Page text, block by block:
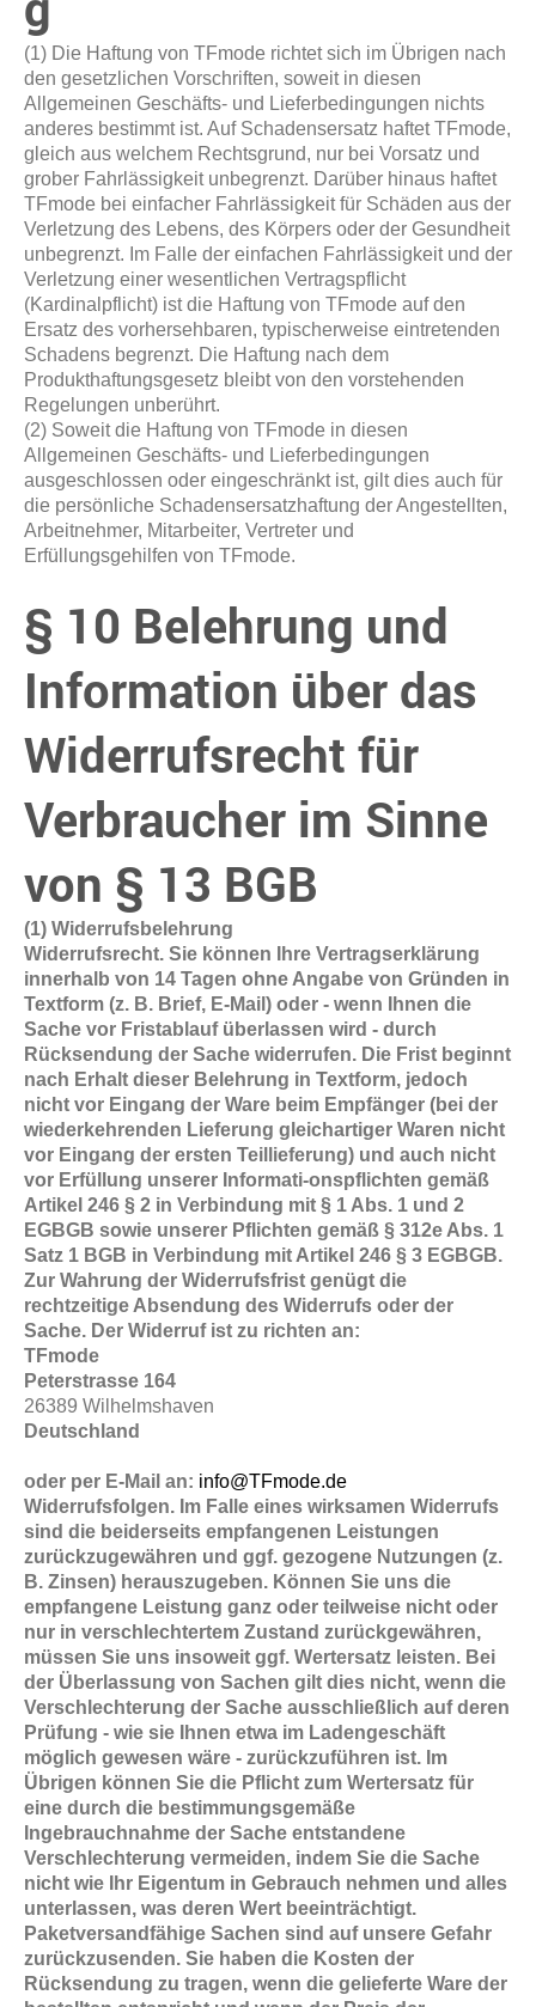
(1) Die Haftung von TFmode richtet sich im Übrigen nach
den gesetzlichen Vorschriften, soweit in diesen
Allgemeinen Geschäfts- und Lieferbedingungen nichts
anderes bestimmt ist. Auf Schadensersatz haftet TFmode,
gleich aus welchem Rechtsgrund, nur bei Vorsatz und
grober Fahrlässigkeit unbegrenzt. Darüber hinaus haftet
TFmode bei einfacher Fahrlässigkeit für Schäden aus der
Verletzung des Lebens, des Körpers oder der Gesundheit
unbegrenzt. Im Falle der einfachen Fahrlässigkeit und der
Verletzung einer wesentlichen Vertragspflicht
(Kardinalpflicht) ist die Haftung von TFmode auf den
Ersatz des vorhersehbaren, typischerweise eintretenden
Schadens begrenzt. Die Haftung nach dem
Produkthaftungsgesetz bleibt von den vorstehenden
Regelungen unberührt.
(2) Soweit die Haftung von TFmode in diesen
Allgemeinen Geschäfts- und Lieferbedingungen
ausgeschlossen oder eingeschränkt ist, gilt dies auch für
die persönliche Schadensersatzhaftung der Angestellten,
Arbeitnehmer, Mitarbeiter, Vertreter und
Erfüllungsgehilfen von TFmode.
§ 10 Belehrung und
Information über das
Widerrufsrecht für
Verbraucher im Sinne
von § 13 BGB
(1) Widerrufsbelehrung
Widerrufsrecht. Sie können Ihre Vertragserklärung
innerhalb von 14 Tagen ohne Angabe von Gründen in
Textform (z. B. Brief, E-Mail) oder - wenn Ihnen die
Sache vor Fristablauf überlassen wird - durch
Rücksendung der Sache widerrufen. Die Frist beginnt
nach Erhalt dieser Belehrung in Textform, jedoch
nicht vor Eingang der Ware beim Empfänger (bei der
wiederkehrenden Lieferung gleichartiger Waren nicht
vor Eingang der ersten Teillieferung) und auch nicht
vor Erfüllung unserer Informati-onspflichten gemäß
Artikel 246 § 2 in Verbindung mit § 1 Abs. 1 und 2
EGBGB sowie unserer Pflichten gemäß § 312e Abs. 1
Satz 1 BGB in Verbindung mit Artikel 246 § 3 EGBGB.
Zur Wahrung der Widerrufsfrist genügt die
rechtzeitige Absendung des Widerrufs oder der
Sache. Der Widerruf ist zu richten an:
TFmode
Peterstrasse 164
26389 Wilhelmshaven
Deutschland
oder per E-Mail an: info@TFmode.de
Widerrufsfolgen. Im Falle eines wirksamen Widerrufs
sind die beiderseits empfangenen Leistungen
zurückzugewähren und ggf. gezogene Nutzungen (z.
B. Zinsen) herauszugeben. Können Sie uns die
empfangene Leistung ganz oder teilweise nicht oder
nur in verschlechtertem Zustand zurückgewähren,
müssen Sie uns insoweit ggf. Wertersatz leisten. Bei
der Überlassung von Sachen gilt dies nicht, wenn die
Verschlechterung der Sache ausschließlich auf deren
Prüfung - wie sie Ihnen etwa im Ladengeschäft
möglich gewesen wäre - zurückzuführen ist. Im
Übrigen können Sie die Pflicht zum Wertersatz für
eine durch die bestimmungsgemäße
Ingebrauchnahme der Sache entstandene
Verschlechterung vermeiden, indem Sie die Sache
nicht wie Ihr Eigentum in Gebrauch nehmen und alles
unterlassen, was deren Wert beeinträchtigt.
Paketversandfähige Sachen sind auf unsere Gefahr
zurückzusenden. Sie haben die Kosten der
Rücksendung zu tragen, wenn die gelieferte Ware der